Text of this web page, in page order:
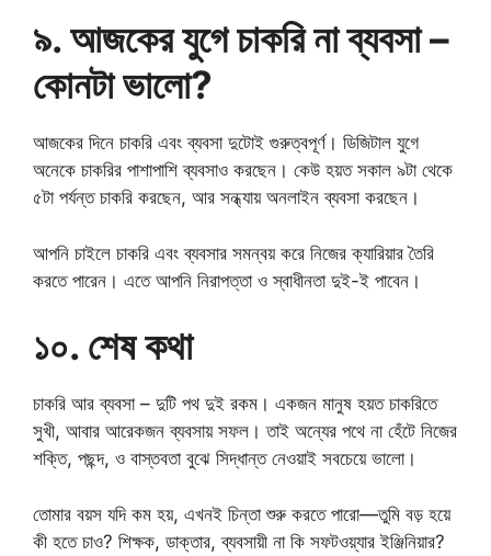
৯. আজকের যুগে চাকরি না ব্যবসা –
কোনটা ভালো?
আজকের দিনে চাকরি এবং ব্যবসা দুটোই গুরুত্বপূর্ণ। ডিজিটাল যুগে
অনেকে চাকরির পাশাপাশি ব্যবসাও করছেন। কেউ হয়ত সকাল ৯টা থেকে
৫টা পর্যন্ত চাকরি করছেন, আর সন্ধ্যায় অনলাইন ব্যবসা করছেন।
আপনি চাইলে চাকরি এবং ব্যবসার সমন্বয় করে নিজের ক্যারিয়ার তৈরি
করতে পারেন। এতে আপনি নিরাপত্তা ও স্বাধীনতা দুই-ই পাবেন।
১০. শেষ কথা
চাকরি আর ব্যবসা – দুটি পথ দুই রকম। একজন মানুষ হয়ত চাকরিতে
সুখী, আবার আরেকজন ব্যবসায় সফল। তাই অন্যের পথে না হেঁটে নিজের
শক্তি, পছন্দ, ও বাস্তবতা বুঝে সিদ্ধান্ত নেওয়াই সবচেয়ে ভালো।
তোমার বয়স যদি কম হয়, এখনই চিন্তা শুরু করতে পারো—তুমি বড় হয়ে
কী হতে চাও? শিক্ষক, ডাক্তার, ব্যবসায়ী না কি সফটওয়্যার ইঞ্জিনিয়ার?